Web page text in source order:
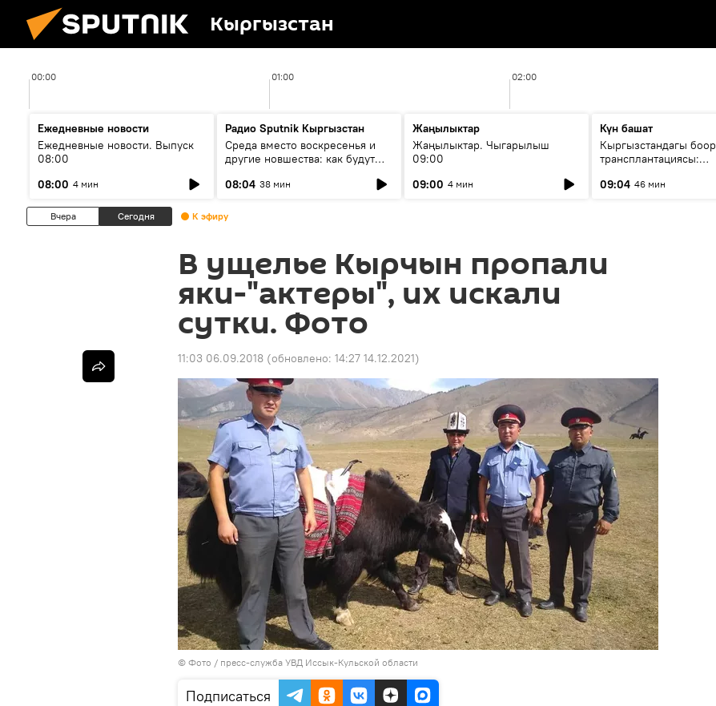
Кыргызстан
00:00 01:00 02:00
Ежедневные новости
Ежедневные новости. Выпуск
08:00
08:00 4 мин
Радио Sputnik Кыргызстан
Среда вместо воскресенья и
другие новшества: как будут
08:04 38 мин
Жаңылыктар
Жаңылыктар. Чыгарылыш
09:00
09:00 4 мин
Күн башат
Кыргызстандагы боор
трансплантациясы:
келечеги
09:04 46 мин
Вчера Сегодня К эфиру
В ущелье Кырчын пропали
яки-"актеры", их искали
сутки. Фото
11:03 06.09.2018 (обновлено: 14:27 14.12.2021)
© Фото / пресс-служба УВД Иссык-Кульской области
Подписаться